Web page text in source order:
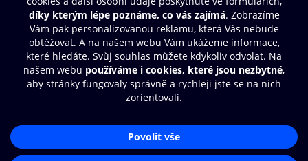
© O2 Czech Republic a.s.
Nákupní řád
Přístupnost
Cookies
Nastavení cookies
Aplikace O2 Knihovna